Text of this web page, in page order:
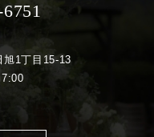
旭1丁目15-13